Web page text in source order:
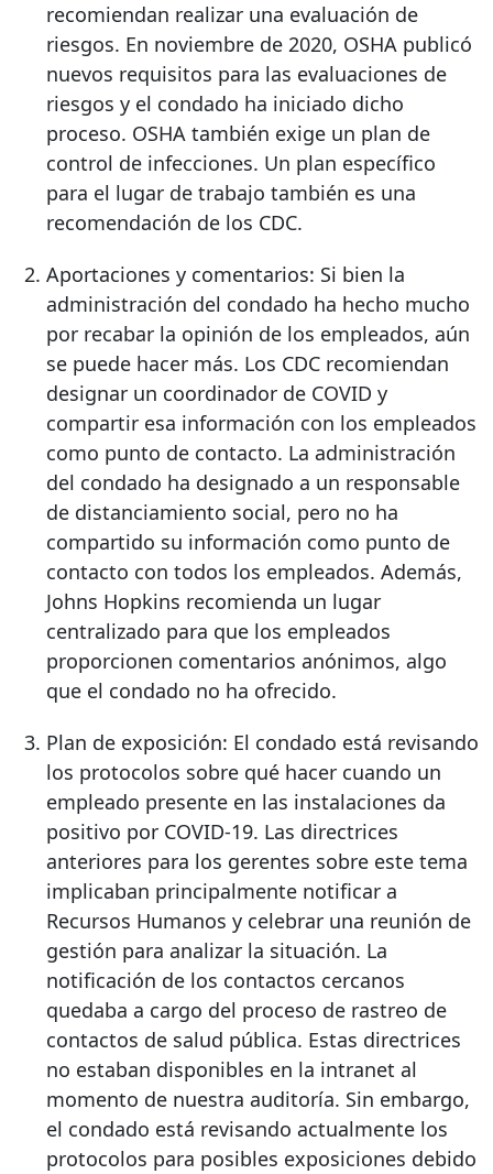
recomiendan realizar una evaluación de
riesgos. En noviembre de 2020, OSHA publicó
nuevos requisitos para las evaluaciones de
riesgos y el condado ha iniciado dicho
proceso. OSHA también exige un plan de
control de infecciones. Un plan específico
para el lugar de trabajo también es una
recomendación de los CDC.
Aportaciones y comentarios: Si bien la
administración del condado ha hecho mucho
por recabar la opinión de los empleados, aún
se puede hacer más. Los CDC recomiendan
designar un coordinador de COVID y
compartir esa información con los empleados
como punto de contacto. La administración
del condado ha designado a un responsable
de distanciamiento social, pero no ha
compartido su información como punto de
contacto con todos los empleados. Además,
Johns Hopkins recomienda un lugar
centralizado para que los empleados
proporcionen comentarios anónimos, algo
que el condado no ha ofrecido.
Plan de exposición: El condado está revisando
los protocolos sobre qué hacer cuando un
empleado presente en las instalaciones da
positivo por COVID-19. Las directrices
anteriores para los gerentes sobre este tema
implicaban principalmente notificar a
Recursos Humanos y celebrar una reunión de
gestión para analizar la situación. La
notificación de los contactos cercanos
quedaba a cargo del proceso de rastreo de
contactos de salud pública. Estas directrices
no estaban disponibles en la intranet al
momento de nuestra auditoría. Sin embargo,
el condado está revisando actualmente los
protocolos para posibles exposiciones debido